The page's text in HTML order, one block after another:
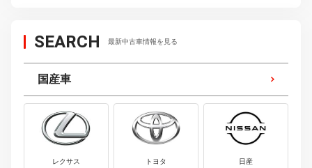
SEARCH 最新中古車情報を見る
国産車
レクサス トヨタ 日産